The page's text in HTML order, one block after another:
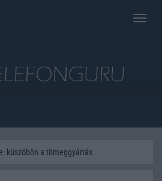
Toggle
küszöbön a tömeggyártás